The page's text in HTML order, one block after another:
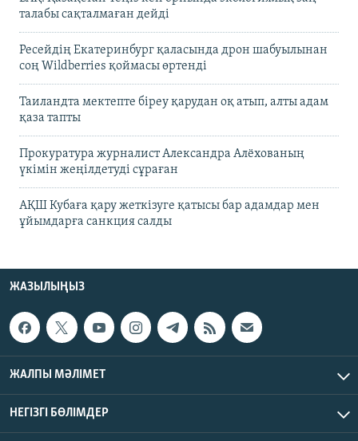
талабы сақталмаған дейді
Ресейдің Екатеринбург қаласында дрон шабуылынан
соң Wildberries қоймасы өртенді
Таиландта мектепте біреу қарудан оқ атып, алты адам
қаза тапты
Прокуратура журналист Александра Алёхованың
үкімін жеңілдетуді сұраған
АҚШ Кубаға қару жеткізуге қатысы бар адамдар мен
ұйымдарға санкция салды
ЖАЗЫЛЫҢЫЗ
ЖАЛПЫ МӘЛІМЕТ
НЕГІЗГІ БӨЛІМДЕР